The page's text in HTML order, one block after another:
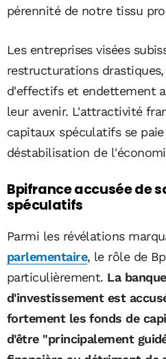
pérennité de notre tissu
Les entreprises visées
restructurations
d'effectifs et endettement
leur avenir. L'attractivité
capitaux spéculatifs se
déstabilisation de
Bpifrance accusée de
spéculatifs
Parmi les révélations
parlementaire, le rôle de
particulièrement. La
d'investissement est
fortement les fonds de
d'être "principalement